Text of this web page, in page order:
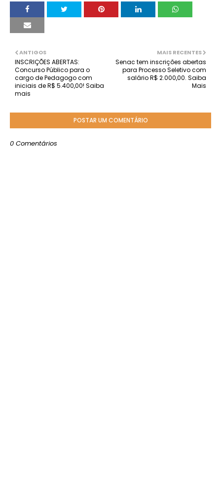
MAIS RECENTES
Senac tem inscrições abertas
para Processo Seletivo com
salário R$ 2.000,00. Saiba
Mais
ANTIGOS
INSCRIÇÕES ABERTAS:
Concurso Público para o
cargo de Pedagogo com
iniciais de R$ 5.400,00! Saiba
mais
POSTAR UM COMENTÁRIO
0 Comentários